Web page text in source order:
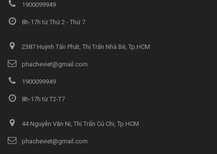
1900099949
8h-17h từ Thứ 2 - Thứ 7
2387 Huỳnh Tấn Phát, Thị Trấn Nhà Bè, Tp.HCM
phacheviet@gmail.com
1900099949
8h-17h từ T2-T7
44 Nguyễn Văn Ni, Thị Trấn Củ Chi, Tp.HCM
phacheviet@gmail.com